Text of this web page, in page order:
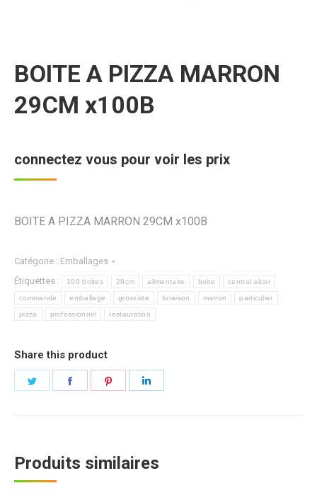
BOITE A PIZZA MARRON
29CM x100B
connectez vous pour voir les prix
BOITE A PIZZA MARRON 29CM x100B
Catégorie : Emballages
Étiquettes :
100 boites 29cm alimentaire boite central alcor
commande emballage grossiste livraison marron particulier
pizza professionnel restauration
Share this product
Partager
Partager Partager
Produits similaires